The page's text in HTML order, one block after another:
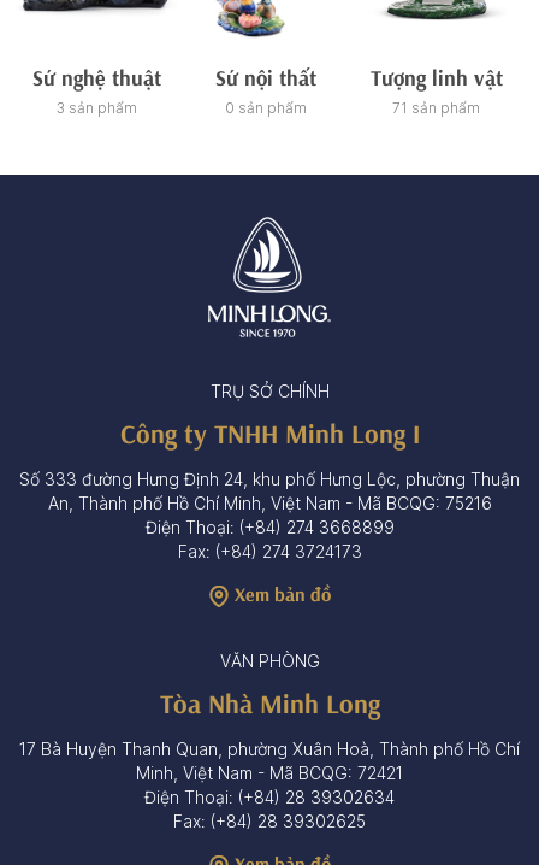
Sứ nghệ thuật
3 sản phẩm
Sứ nội thất
0 sản phẩm
Tượng linh vật
71 sản phẩm
TRỤ SỞ CHÍNH
Công ty TNHH Minh Long I
Số 333 đường Hưng Định 24, khu phố Hưng Lộc, phường Thuận
An, Thành phố Hồ Chí Minh, Việt Nam - Mã BCQG: 75216
Điện Thoại: (+84) 274 3668899
Fax: (+84) 274 3724173
Xem bản đồ
VĂN PHÒNG
Tòa Nhà Minh Long
17 Bà Huyện Thanh Quan, phường Xuân Hoà, Thành phố Hồ Chí
Minh, Việt Nam - Mã BCQG: 72421
Điện Thoại: (+84) 28 39302634
Fax: (+84) 28 39302625